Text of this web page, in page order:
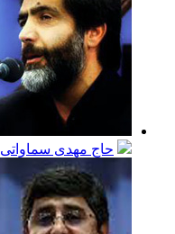
حاج مهدى سماواتى